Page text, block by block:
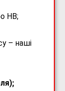
НВ;
– наші